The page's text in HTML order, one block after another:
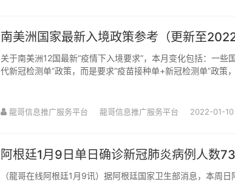
南美洲国家最新入境政策参考（更新至2022
关于南美洲12国最新“疫情下入境要求”，本月变化包括：一些
代新冠检测单”政策，而是要求“疫苗接种单+新冠检测单”政策
龍哥信息推广服务平台 龍哥信息推广服务平台 2022-01-10
阿根廷1月9日单日确诊新冠肺炎病例人数
（龍哥在线阿根廷1月9讯）据阿根廷国家卫生部消息，本周